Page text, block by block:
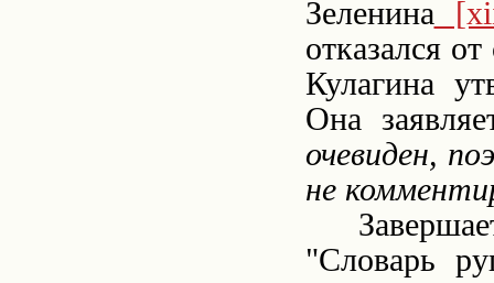
Зеленина
отказался
Кулагина
Она
очевиден,
не
"Словарь